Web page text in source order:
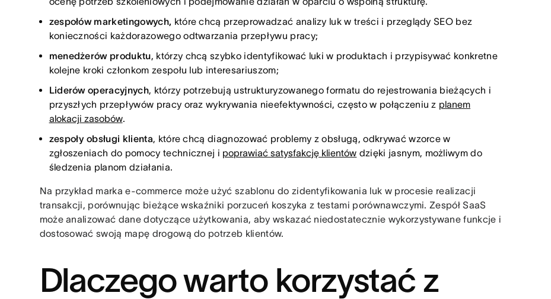
zespołów marketingowych, które chcą przeprowadzać analizy luk w treści i przeglądy SEO bez
konieczności każdorazowego odtwarzania przepływu pracy;
menedżerów produktu, którzy chcą szybko identyfikować luki w produktach i przypisywać konkretne
kolejne kroki członkom zespołu lub interesariuszom;
Liderów operacyjnych, którzy potrzebują ustrukturyzowanego formatu do rejestrowania bieżących i
przyszłych przepływów pracy oraz wykrywania nieefektywności, często w połączeniu z planem
alokacji zasobów.
zespoły obsługi klienta, które chcą diagnozować problemy z obsługą, odkrywać wzorce w
zgłoszeniach do pomocy technicznej i poprawiać satysfakcję klientów dzięki jasnym, możliwym do
śledzenia planom działania.
Na przykład marka e-commerce może użyć szablonu do zidentyfikowania luk w procesie realizacji
transakcji, porównując bieżące wskaźniki porzuceń koszyka z testami porównawczymi. Zespół SaaS
może analizować dane dotyczące użytkowania, aby wskazać niedostatecznie wykorzystywane funkcje i
dostosować swoją mapę drogową do potrzeb klientów.
Dlaczego warto korzystać z